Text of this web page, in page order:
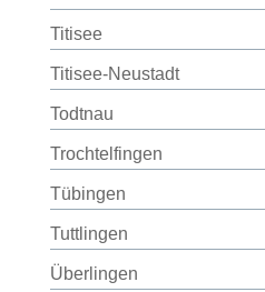
Titisee
Titisee-Neustadt
Todtnau
Trochtelfingen
Tübingen
Tuttlingen
Überlingen